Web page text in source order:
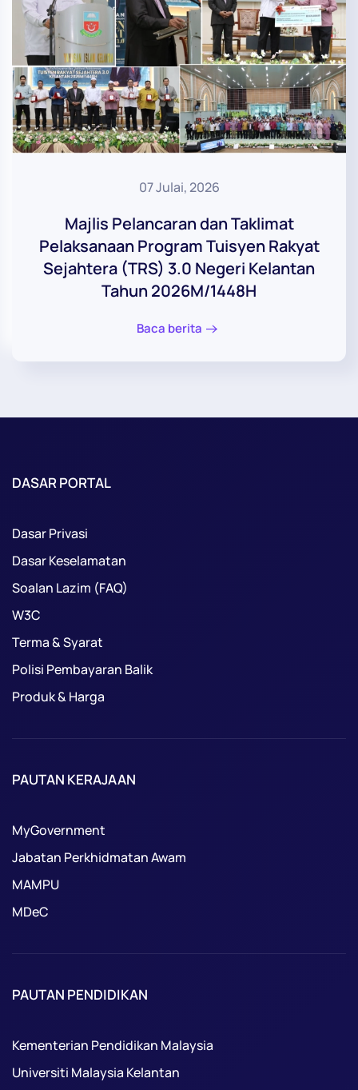
07 Julai, 2026
Majlis Pelancaran dan Taklimat
Pelaksanaan Program Tuisyen Rakyat
Sejahtera (TRS) 3.0 Negeri Kelantan
Tahun 2026M/1448H
Baca berita
DASAR PORTAL
Dasar Privasi
Dasar Keselamatan
Soalan Lazim (FAQ)
W3C
Terma & Syarat
Polisi Pembayaran Balik
Produk & Harga
PAUTAN KERAJAAN
MyGovernment
Jabatan Perkhidmatan Awam
MAMPU
MDeC
PAUTAN PENDIDIKAN
Kementerian Pendidikan Malaysia
Universiti Malaysia Kelantan